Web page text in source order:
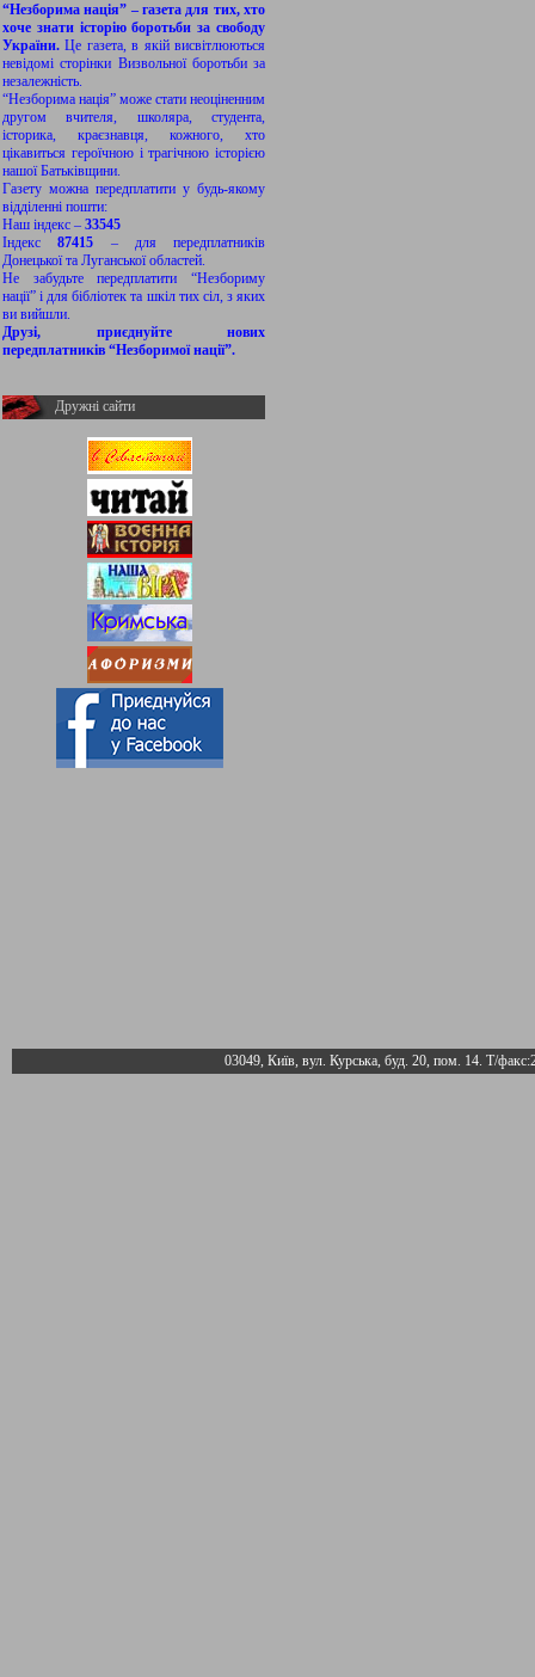
“Незборима нація” – газета для тих, хто
хоче знати історію боротьби за свободу
України.Це газета, в якій висвітлюються
невідомі сторінки Визвольної боротьби за
незалежність.
“Незборима нація” може стати неоціненним
другом вчителя, школяра, студента,
історика, краєзнавця, кожного, хто
цікавиться героїчною і трагічною історією
нашої Батьківщини.
Газету можна передплатити у будь-якому
відділенні пошти:
Наш індекс – 33545
Індекс87415 – для передплатників
Донецької та Луганської областей.
Не забудьте передплатити “Незбориму
нації” і для бібліотек та шкіл тих сіл, з яких
ви вийшли.
Друзі, приєднуйте нових
передплатників “Незборимої нації”.
Дружні сайти
03049, Київ, вул. Курська, буд. 20, пом. 14. Т/